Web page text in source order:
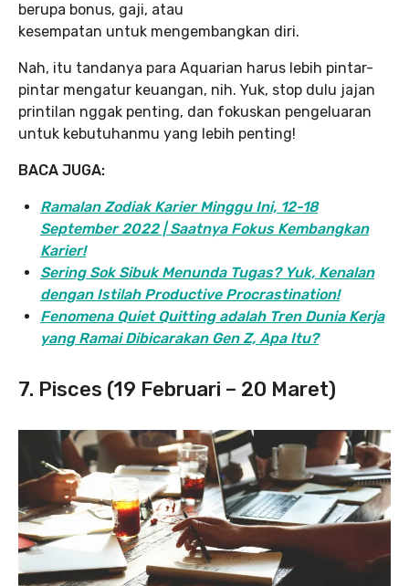
berupa bonus, gaji, atau
kesempatan untuk mengembangkan diri.
Nah, itu tandanya para Aquarian harus lebih pintar-
pintar mengatur keuangan, nih. Yuk, stop dulu jajan
printilan nggak penting, dan fokuskan pengeluaran
untuk kebutuhanmu yang lebih penting!
BACA JUGA:
Ramalan Zodiak Karier Minggu Ini, 12-18
September 2022 | Saatnya Fokus Kembangkan
Karier!
Sering Sok Sibuk Menunda Tugas? Yuk, Kenalan
dengan Istilah Productive Procrastination!
Fenomena Quiet Quitting adalah Tren Dunia Kerja
yang Ramai Dibicarakan Gen Z, Apa Itu?
7. Pisces (19 Februari – 20 Maret)